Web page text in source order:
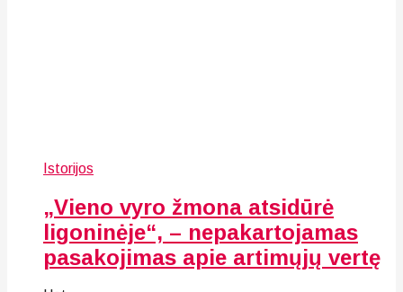
Istorijos
„Vieno vyro žmona atsidūrė
ligoninėje“, – nepakartojamas
pasakojimas apie artimųjų vertę